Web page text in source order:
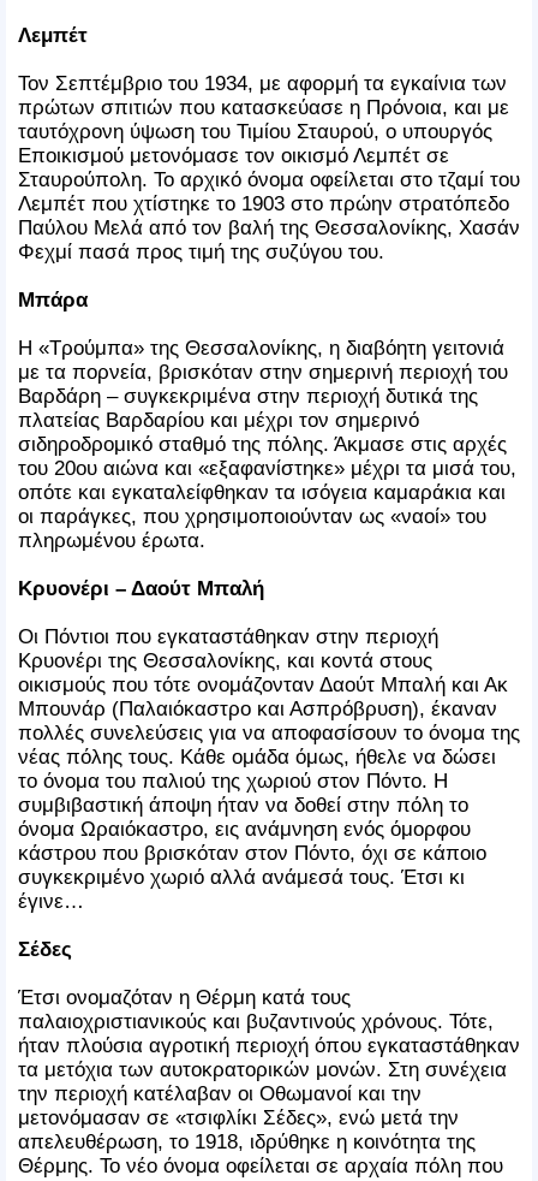
Λεμπέτ
Τον Σεπτέμβριο του 1934, με αφορμή τα εγκαίνια των
πρώτων σπιτιών που κατασκεύασε η Πρόνοια, και με
ταυτόχρονη ύψωση του Τιμίου Σταυρού, ο υπουργός
Εποικισμού μετονόμασε τον οικισμό Λεμπέτ σε
Σταυρούπολη. Το αρχικό όνομα οφείλεται στο τζαμί του
Λεμπέτ που χτίστηκε το 1903 στο πρώην στρατόπεδο
Παύλου Μελά από τον βαλή της Θεσσαλονίκης, Χασάν
Φεχμί πασά προς τιμή της συζύγου του.
Μπάρα
Η «Τρούμπα» της Θεσσαλονίκης, η διαβόητη γειτονιά
με τα πορνεία, βρισκόταν στην σημερινή περιοχή του
Βαρδάρη – συγκεκριμένα στην περιοχή δυτικά της
πλατείας Βαρδαρίου και μέχρι τον σημερινό
σιδηροδρομικό σταθμό της πόλης. Άκμασε στις αρχές
του 20ου αιώνα και «εξαφανίστηκε» μέχρι τα μισά του,
οπότε και εγκαταλείφθηκαν τα ισόγεια καμαράκια και
οι παράγκες, που χρησιμοποιούνταν ως «ναοί» του
πληρωμένου έρωτα.
Κρυονέρι – Δαούτ Μπαλή
Οι Πόντιοι που εγκαταστάθηκαν στην περιοχή
Κρυονέρι της Θεσσαλονίκης, και κοντά στους
οικισμούς που τότε ονομάζονταν Δαούτ Μπαλή και Ακ
Μπουνάρ (Παλαιόκαστρο και Ασπρόβρυση), έκαναν
πολλές συνελεύσεις για να αποφασίσουν το όνομα της
νέας πόλης τους. Κάθε ομάδα όμως, ήθελε να δώσει
το όνομα του παλιού της χωριού στον Πόντο. Η
συμβιβαστική άποψη ήταν να δοθεί στην πόλη το
όνομα Ωραιόκαστρο, εις ανάμνηση ενός όμορφου
κάστρου που βρισκόταν στον Πόντο, όχι σε κάποιο
συγκεκριμένο χωριό αλλά ανάμεσά τους. Έτσι κι
έγινε…
Σέδες
Έτσι ονομαζόταν η Θέρμη κατά τους
παλαιοχριστιανικούς και βυζαντινούς χρόνους. Τότε,
ήταν πλούσια αγροτική περιοχή όπου εγκαταστάθηκαν
τα μετόχια των αυτοκρατορικών μονών. Στη συνέχεια
την περιοχή κατέλαβαν οι Οθωμανοί και την
μετονόμασαν σε «τσιφλίκι Σέδες», ενώ μετά την
απελευθέρωση, το 1918, ιδρύθηκε η κοινότητα της
Θέρμης. Το νέο όνομα οφείλεται σε αρχαία πόλη που